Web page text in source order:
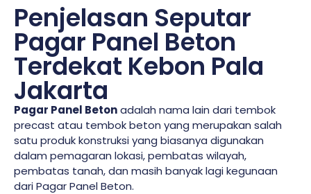
Penjelasan Seputar
Pagar Panel Beton
Terdekat Kebon Pala
Jakarta
Pagar Panel Betonadalah nama lain dari tembok
precast atau tembok beton yang merupakan salah
satu produk konstruksi yang biasanya digunakan
dalam pemagaran lokasi, pembatas wilayah,
pembatas tanah, dan masih banyak lagi kegunaan
dari Pagar Panel Beton.